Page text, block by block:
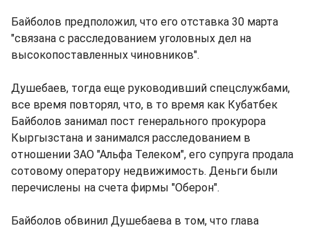
Байболов предположил, что его отставка 30 марта
"связана с расследованием уголовных дел на
высокопоставленных чиновников".
Душебаев, тогда еще руководивший спецслужбами,
все время повторял, что, в то время как Кубатбек
Байболов занимал пост генерального прокурора
Кыргызстана и занимался расследованием в
отношении ЗАО "Альфа Телеком", его супруга продала
сотовому оператору недвижимость. Деньги были
перечислены на счета фирмы "Оберон".
Байболов обвинил Душебаева в том, что глава